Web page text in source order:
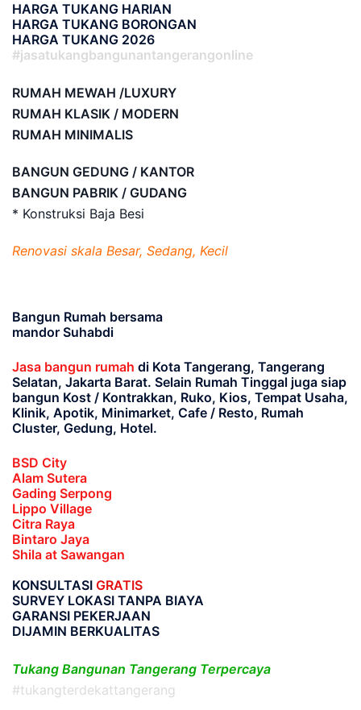
HARGA TUKANG HARIAN
HARGA TUKANG BORONGAN
HARGA TUKANG 2026
#jasatukangbangunantangerangonline
RUMAH MEWAH /LUXURY
RUMAH KLASIK / MODERN
RUMAH MINIMALIS
BANGUN GEDUNG / KANTOR
BANGUN PABRIK / GUDANG
* Konstruksi Baja Besi
Renovasi skala Besar, Sedang, Kecil
Bangun Rumah bersama
mandor Suhabdi
Jasa bangun rumah di Kota Tangerang, Tangerang
Selatan, Jakarta Barat. Selain Rumah Tinggal juga siap
bangun Kost / Kontrakkan, Ruko, Kios, Tempat Usaha,
Klinik, Apotik, Minimarket, Cafe / Resto, Rumah
Cluster, Gedung, Hotel.
BSD City
Alam Sutera
Gading Serpong
Lippo Village
Citra Raya
Bintaro Jaya
Shila at Sawangan
KONSULTASI GRATIS
SURVEY LOKASI TANPA BIAYA
GARANSI PEKERJAAN
DIJAMIN BERKUALITAS
Tukang Bangunan Tangerang Terpercaya
#tukangterdekattangerang